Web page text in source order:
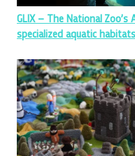
GLIX – The National
specialized aquatic